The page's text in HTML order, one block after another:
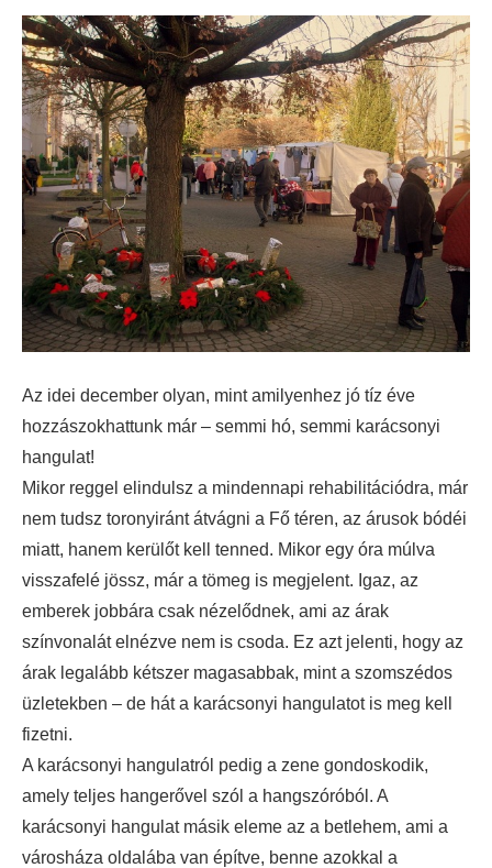
Az idei december olyan, mint amilyenhez jó tíz éve
hozzászokhattunk már – semmi hó, semmi karácsonyi
hangulat!
Mikor reggel elindulsz a mindennapi rehabilitációdra, már
nem tudsz toronyiránt átvágni a Fő téren, az árusok bódéi
miatt, hanem kerülőt kell tenned. Mikor egy óra múlva
visszafelé jössz, már a tömeg is megjelent. Igaz, az
emberek jobbára csak nézelődnek, ami az árak
színvonalát elnézve nem is csoda. Ez azt jelenti, hogy az
árak legalább kétszer magasabbak, mint a szomszédos
üzletekben – de hát a karácsonyi hangulatot is meg kell
fizetni.
A karácsonyi hangulatról pedig a zene gondoskodik,
amely teljes hangerővel szól a hangszóróból. A
karácsonyi hangulat másik eleme az a betlehem, ami a
városháza oldalába van építve, benne azokkal a